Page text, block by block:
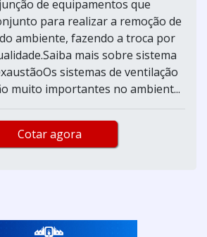
de equipamentos que
para realizar a remoção de
ambiente, fazendo a troca por
mais sobre sistema
sistemas de ventilação
muito importantes no ambient...
Cotar agora